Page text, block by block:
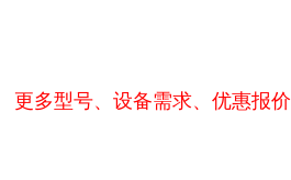
更多型号、设备需求、优惠报价